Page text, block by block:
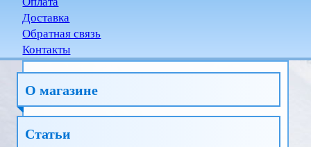
Доставка
Обратная связь
Контакты
О магазине
Статьи